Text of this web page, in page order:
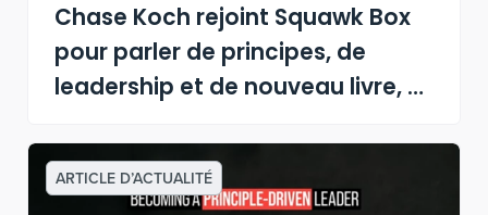
Chase Koch rejoint Squawk Box
pour parler de principes, de
leadership et de nouveau livre, «
principes »
ARTICLE D’ACTUALITÉ